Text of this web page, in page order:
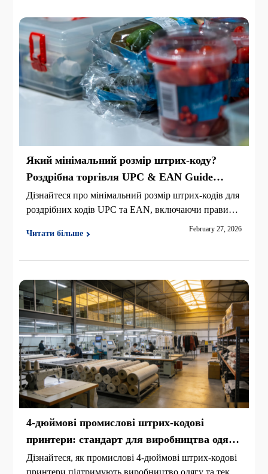
Який мінімальний розмір штрих-коду?
Роздрібна торгівля UPC & EAN Guide
(2026)
Дізнайтеся про мінімальний розмір штрих-кодів для
роздрібних кодів UPC та EAN, включаючи правила
GS1, X-dimension, тихі зони та поради DPI, щоб ско
ротити збої сканування та прискорити касу.
Читати більше
February 27, 2026
4-дюймові промислові штрих-кодові
принтери: стандарт для виробництва одягу
та тканини
Дізнайтеся, як промислові 4-дюймові штрих-кодові